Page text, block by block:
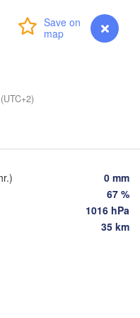
myVentusky Forecast
0 mm
67 %
1016 hPa
35 km
Брянск
(Bryansk)